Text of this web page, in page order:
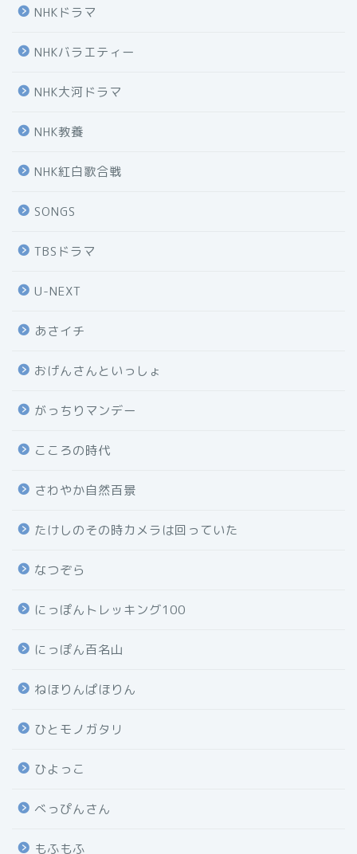
NHKドラマ
NHKバラエティー
NHK大河ドラマ
NHK教養
NHK紅白歌合戦
SONGS
TBSドラマ
U-NEXT
あさイチ
おげんさんといっしょ
がっちりマンデー
こころの時代
さわやか自然百景
たけしのその時カメラは回っていた
なつぞら
にっぽんトレッキング100
にっぽん百名山
ねほりんぱほりん
ひとモノガタリ
ひよっこ
べっぴんさん
もふもふ